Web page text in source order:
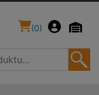
(0)